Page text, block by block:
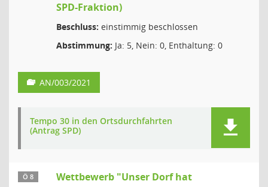
SPD-Fraktion)
Beschluss: einstimmig beschlossen
Abstimmung: Ja: 5, Nein: 0, Enthaltung: 0
AN/003/2021
Tempo 30 in den Ortsdurchfahrten
(Antrag SPD)
Ö 8
Wettbewerb "Unser Dorf hat